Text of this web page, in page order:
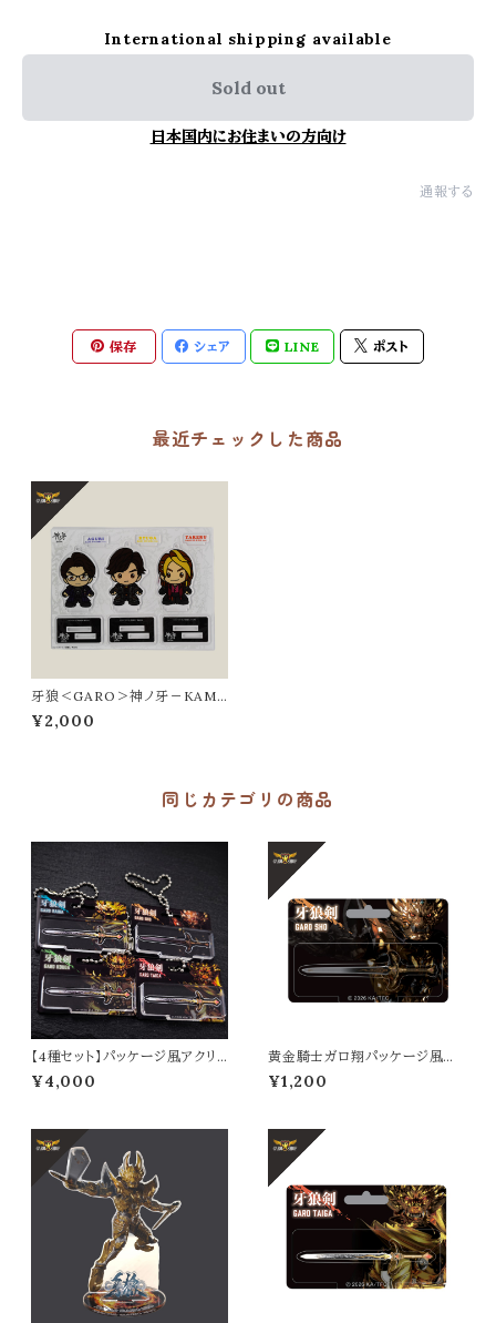
International shipping available
Sold out
日本国内にお住まいの方向け
通報する
保存 シェア LINE ポスト
最近チェックした商品
牙狼＜GARO＞神ノ牙－KAMI
NOKIBA－ miniGARO アクリ
ルスタンドセット（RYUGA、TAK
¥2,000
同じカテゴリの商品
【4種セット】パッケージ風アクリ
ルキーホルダー
¥4,000
黄金騎士ガロ翔パッケージ風ア
クリルキーホルダー
¥1,200